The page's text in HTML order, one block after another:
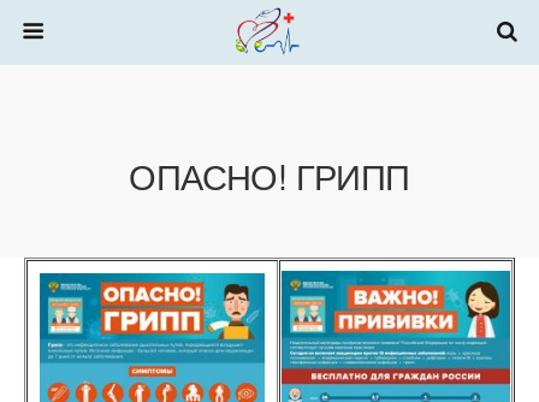
ОПАСНО! ГРИПП